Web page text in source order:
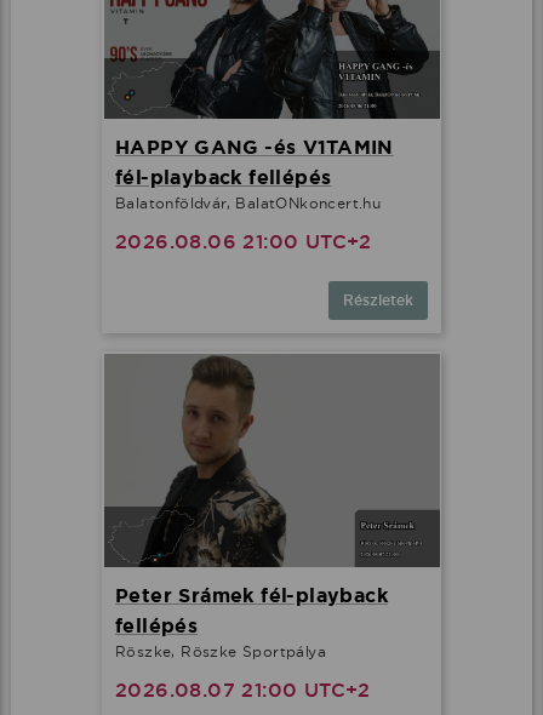
HAPPY GANG -és V1TAMIN
fél-playback fellépés
Balatonföldvár, BalatONkoncert.hu
2026.08.06 21:00 UTC+2
Részletek
Peter Srámek fél-playback
fellépés
Röszke, Röszke Sportpálya
2026.08.07 21:00 UTC+2